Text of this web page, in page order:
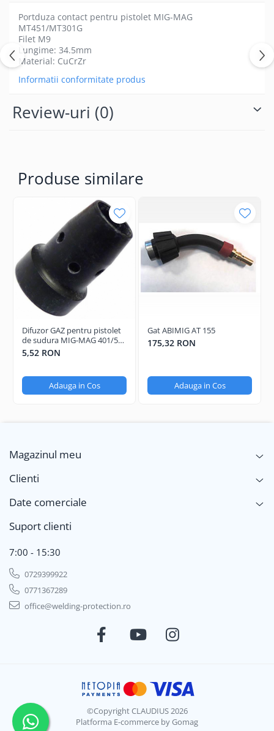
Portduza contact pentru pistolet MIG-MAG
MT451/MT301G
Filet M9
Lungime: 34.5mm
Material: CuCrZr
Informatii conformitate produs
Review-uri (0)
Produse similare
Difuzor GAZ pentru pistolet
de sudura MIG-MAG 401/501
Long Life
5,52 RON
Adauga in Cos
Gat ABIMIG AT 155
175,32 RON
Adauga in Cos
Magazinul meu
Clienti
Date comerciale
Suport clienti
7:00 - 15:30
0729399922
0771367289
office@welding-protection.ro
©Copyright CLAUDIUS 2026
Platforma E-commerce by Gomag